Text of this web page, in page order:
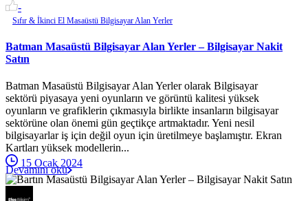
-
Sıfır & İkinci El Masaüstü Bilgisayar Alan Yerler
Batman Masaüstü Bilgisayar Alan Yerler – Bilgisayar Nakit
Satın
Batman Masaüstü Bilgisayar Alan Yerler olarak Bilgisayar
sektörü piyasaya yeni oyunların ve görüntü kalitesi yüksek
oyunların ve grafiklerin çıkmasıyla birlikte insanların bilgisayar
sektörüne olan önemi gün geçtikçe artmaktadır. Yeni nesil
bilgisayarlar iş için değil oyun için üretilmeye başlamıştır. Ekran
Kartları yüksek modellerin...
15 Ocak 2024
Devamını oku